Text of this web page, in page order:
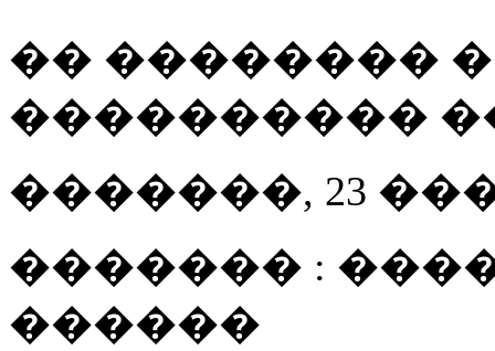
�� ��������
����������
�������, 23 ���
������� :
������